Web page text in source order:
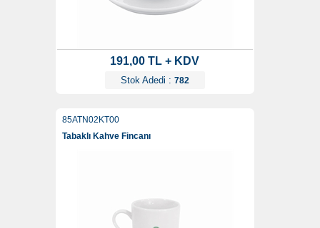
191,00 TL + KDV
Stok Adedi : 782
85ATN02KT00
Tabaklı Kahve Fincanı